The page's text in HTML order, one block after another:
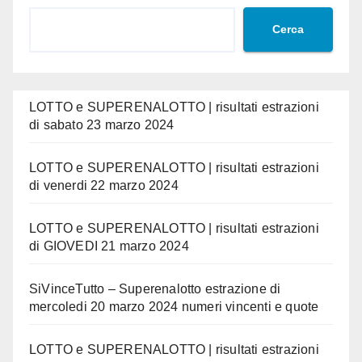
Cerca
LOTTO e SUPERENALOTTO | risultati estrazioni
di sabato 23 marzo 2024
LOTTO e SUPERENALOTTO | risultati estrazioni
di venerdi 22 marzo 2024
LOTTO e SUPERENALOTTO | risultati estrazioni
di GIOVEDI 21 marzo 2024
SiVinceTutto – Superenalotto estrazione di
mercoledi 20 marzo 2024 numeri vincenti e quote
LOTTO e SUPERENALOTTO | risultati estrazioni